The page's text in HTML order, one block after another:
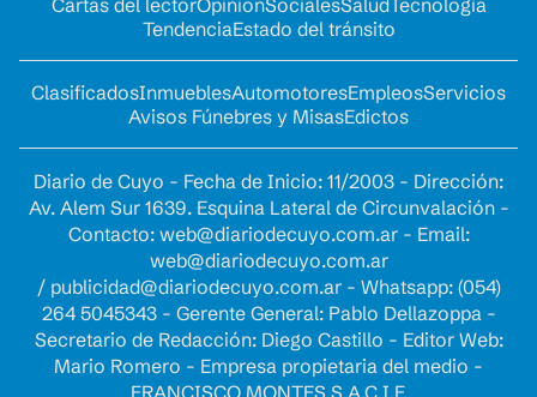
Cartas del lectorOpinionSocialesSaludTecnología
TendenciaEstado del tránsito
ClasificadosInmueblesAutomotoresEmpleosServicios
Avisos Fúnebres y MisasEdictos
Diario de Cuyo - Fecha de Inicio: 11/2003 - Dirección:
Av. Alem Sur 1639. Esquina Lateral de Circunvalación -
Contacto: web@diariodecuyo.com.ar- Email:
web@diariodecuyo.com.ar
/ publicidad@diariodecuyo.com.ar- Whatsapp: (054)
264 5045343 - Gerente General: Pablo Dellazoppa -
Secretario de Redacción: Diego Castillo - Editor Web:
Mario Romero - Empresa propietaria del medio -